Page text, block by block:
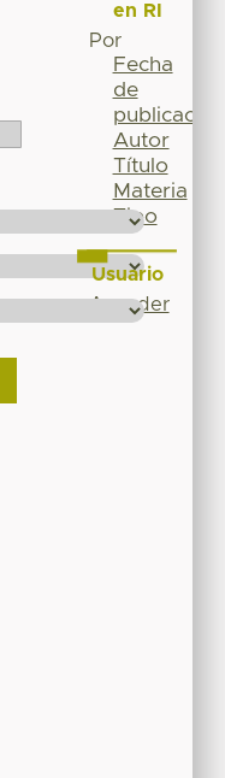
en RI
Por
Fecha
de
publicación
Autor
Título
Materia
Tipo
Usuario
Acceder